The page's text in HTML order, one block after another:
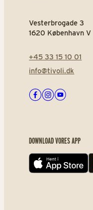
Vesterbrogade 3
1620 København V
+45 33 15 10 01
info@tivoli.dk
Facebook
Instagram
Youtube
DOWNLOAD VORES APP
App store